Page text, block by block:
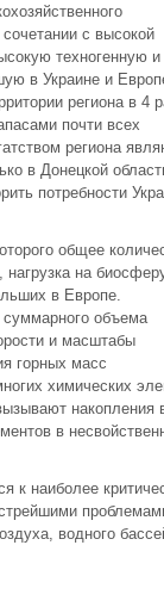
с высокой
техногенную и
в Украине и
региона в 4
почти всех
региона
в Донецкой
потребности
общее
на
в Европе.
суммарного объема
и масштабы
горных масс
химических
накопления
в
к наиболее
водного